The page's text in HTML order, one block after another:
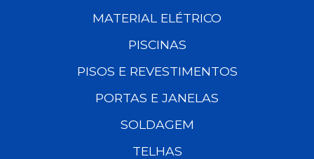
MATERIAL ELÉTRICO
PISCINAS
PISOS E REVESTIMENTOS
PORTAS E JANELAS
SOLDAGEM
TELHAS